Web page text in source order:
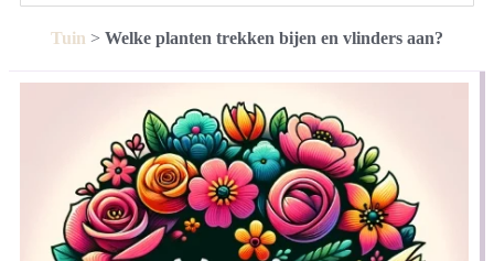
Tuin > Welke planten trekken bijen en vlinders aan?